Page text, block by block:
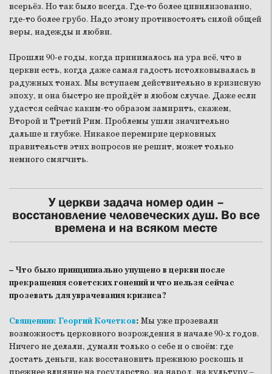
всерьёз. Но так было всегда. Где-то более цивилизованно,
где-то более грубо. Надо этому противостоять силой общей
веры, надежды и любви.
Прошли 90-е годы, когда принималось на ура всё, что в
церкви есть, когда даже самая гадость истолковывалась в
радужных тонах. Мы вступаем действительно в кризисную
эпоху, и она быстро не пройдёт в любом случае. Даже если
удастся сейчас каким-то образом замирить, скажем,
Второй и Третий Рим. Проблемы ушли значительно
дальше и глубже. Никакое перемирие церковных
правительств этих вопросов не решит, может только
немного смягчить.
У церкви задача номер один –
восстановление человеческих душ. Во все
времена и на всяком месте
– Что было принципиально упущено в церкви после
прекращения советских гонений и что нельзя сейчас
прозевать для уврачевания кризиса?
Священник Георгий Кочетков: Мы уже прозевали
возможность церковного возрождения в начале 90-х годов.
Ничего не делали, думали только о себе и о своём: где
достать деньги, как восстановить прежнюю роскошь и